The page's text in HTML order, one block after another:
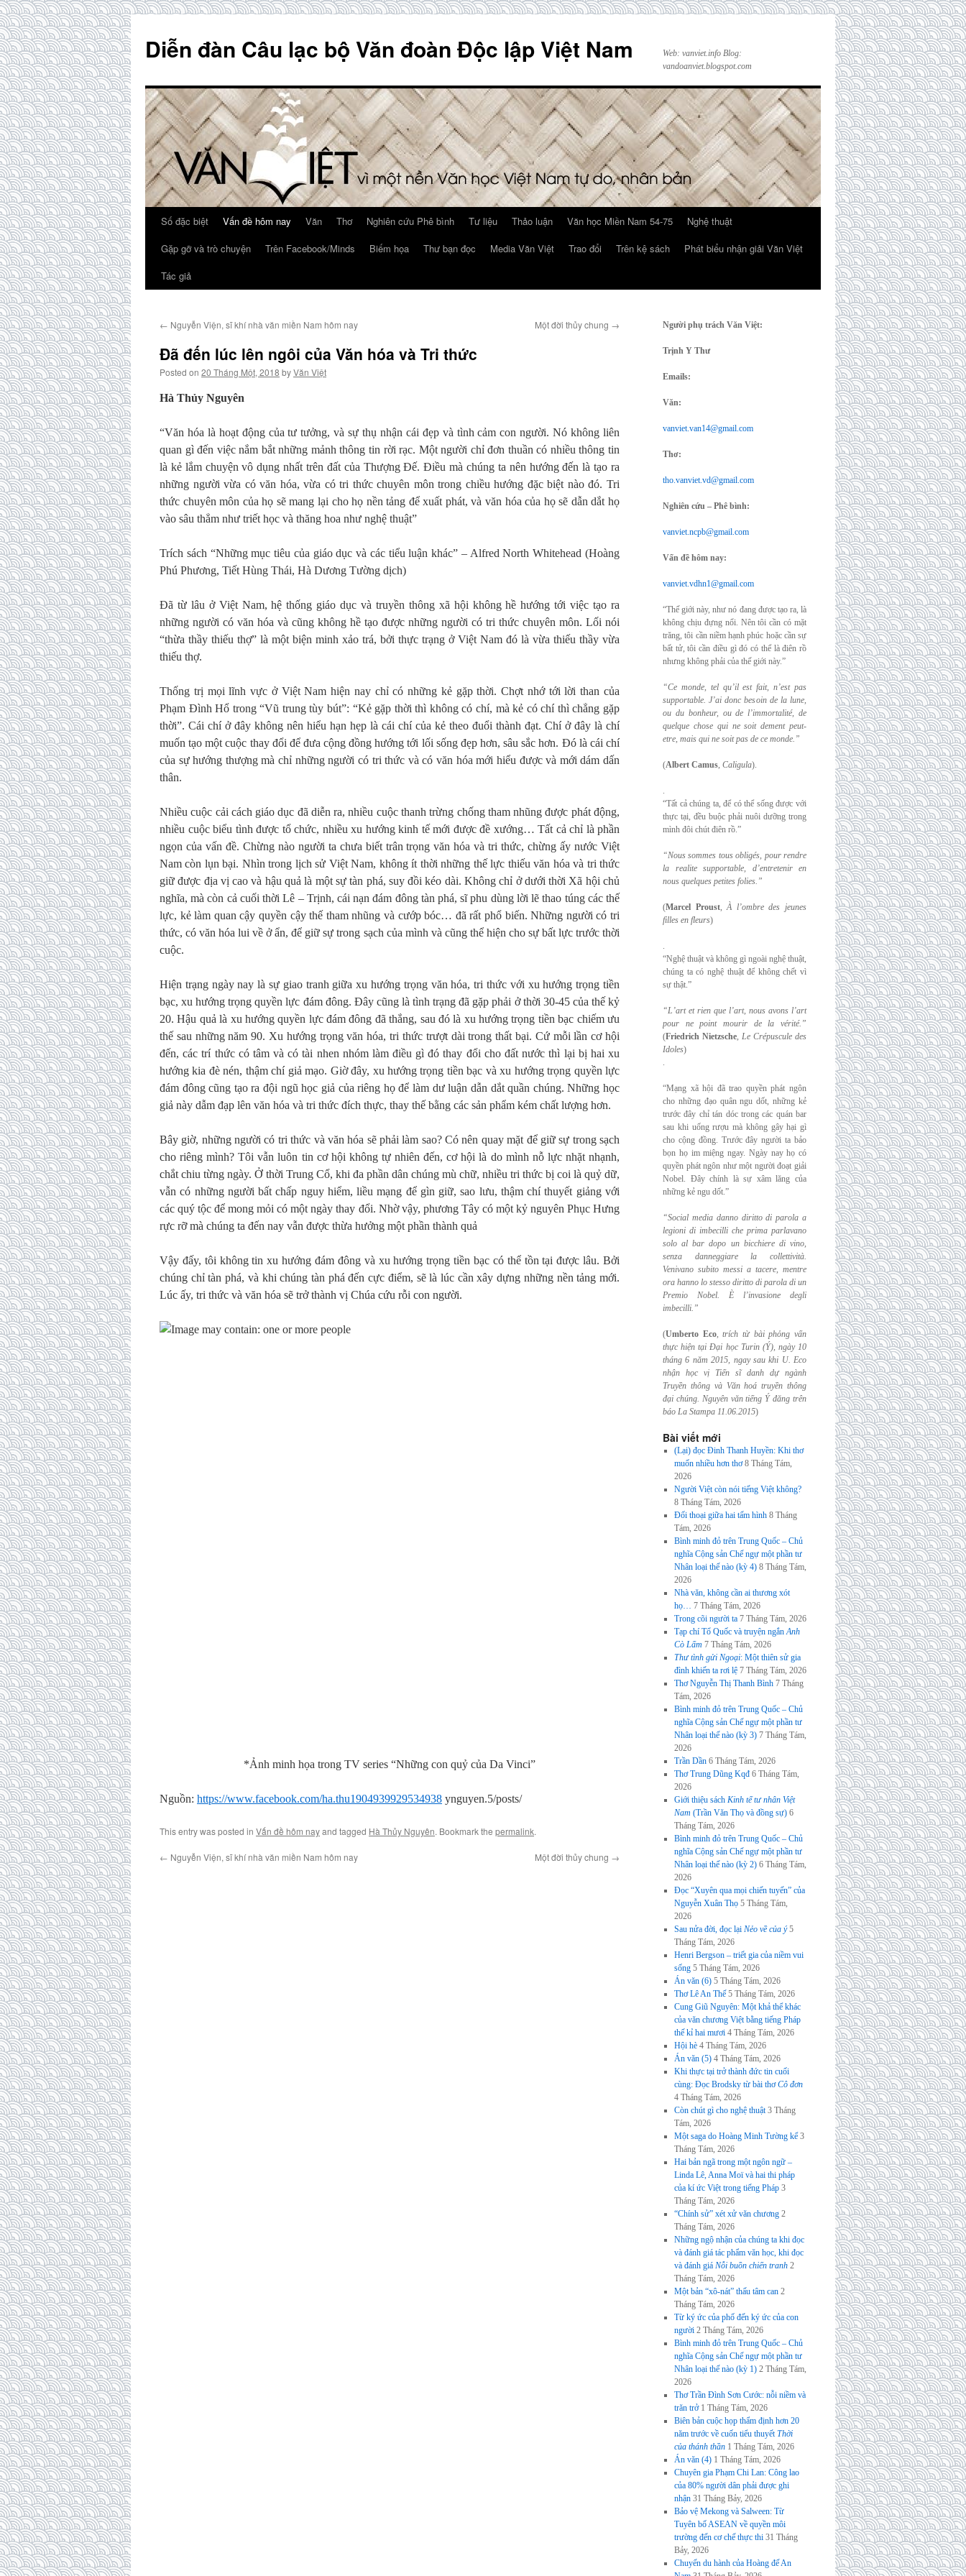
content
Diễn đàn Câu lạc bộ Văn đoàn Độc lập Việt Nam
Web: vanviet.info Blog:
vandoanviet.blogspot.com
Số đặc biệt Vấn đề hôm nay Văn Thơ Nghiên cứu Phê bình Tư liệu Thảo luận Văn học Miền Nam 54-75
Nghệ thuật
Gặp gỡ và trò chuyện
Trên Facebook/Minds Biếm họa Thư bạn đọc Media Văn Việt Trao đổi Trên kệ sách
Phát biểu nhận giải Văn Việt
Tác giả
← Nguyễn Viện, sĩ khí nhà văn miền Nam hôm nay Một đời thủy chung →
Đã đến lúc lên ngôi của Văn hóa và Tri thức
Posted on 20 Tháng Một, 2018 byVăn Việt
Hà Thủy Nguyên
“Văn hóa là hoạt động của tư tưởng, và sự thụ nhận cái đẹp và tình cảm con người. Nó không liên
quan gì đến việc nắm bắt những mảnh thông tin rời rạc. Một người chỉ đơn thuần có nhiều thông tin
là kẻ lắm chuyện vô dụng nhất trên đất của Thượng Đế. Điều mà chúng ta nên hướng đến là tạo ra
những người vừa có văn hóa, vừa có tri thức chuyên môn trong chiều hướng đặc biệt nào đó. Tri
thức chuyên môn của họ sẽ mang lại cho họ nền tảng để xuất phát, và văn hóa của họ sẽ dẫn dắt họ
vào sâu thẳm như triết học và thăng hoa như nghệ thuật”
Trích sách “Những mục tiêu của giáo dục và các tiểu luận khác” – Alfred North Whitehead (Hoàng
Phú Phương, Tiết Hùng Thái, Hà Dương Tường dịch)
Đã từ lâu ở Việt Nam, hệ thống giáo dục và truyền thông xã hội không hề hướng tới việc tạo ra
những người có văn hóa và cũng không hề tạo được những người có tri thức chuyên môn. Lối nói
“thừa thầy thiếu thợ” là một biện minh xảo trá, bởi thực trạng ở Việt Nam đó là vừa thiếu thầy vừa
thiếu thợ.
Thống trị mọi lĩnh vực ở Việt Nam hiện nay chỉ có những kẻ gặp thời. Chợt nhớ tới lời than của
Phạm Đình Hổ trong “Vũ trung tùy bút”: “Kẻ gặp thời thì không có chí, mà kẻ có chí thì chẳng gặp
thời”. Cái chí ở đây không nên hiểu hạn hẹp là cái chí của kẻ theo đuổi thành đạt. Chí ở đây là chí
muốn tạo một cuộc thay đổi để đưa cộng đồng hướng tới lối sống đẹp hơn, sâu sắc hơn. Đó là cái chí
của sự hướng thượng mà chỉ những người có tri thức và có văn hóa mới hiểu được và mới dám dấn
thân.
Nhiều cuộc cải cách giáo dục đã diễn ra, nhiều cuộc thanh trừng chống tham nhũng được phát động,
nhiều cuộc biểu tình được tổ chức, nhiều xu hướng kinh tế mới được đề xướng… Tất cả chỉ là phần
ngọn của vấn đề. Chừng nào người ta chưa biết trân trọng văn hóa và tri thức, chừng ấy nước Việt
Nam còn lụn bại. Nhìn trong lịch sử Việt Nam, không ít thời những thế lực thiếu văn hóa và tri thức
giữ được địa vị cao và hậu quả là một sự tàn phá, suy đồi kéo dài. Không chỉ ở dưới thời Xã hội chủ
nghĩa, mà còn cả cuối thời Lê – Trịnh, cái nạn đám đông tàn phá, sĩ phu dùng lời lẽ thao túng các thế
lực, kẻ làm quan cậy quyền cậy thế tham nhũng và cướp bóc… đã rất phổ biến. Những người có tri
thức, có văn hóa lui về ở ẩn, để giữ sự trong sạch của mình và cũng thể hiện cho sự bất lực trước thời
cuộc.
Hiện trạng ngày nay là sự giao tranh giữa xu hướng trọng văn hóa, tri thức với xu hướng trọng tiền
bạc, xu hướng trọng quyền lực đám đông. Đây cũng là tình trạng đã gặp phải ở thời 30-45 của thế kỷ
20. Hậu quả là xu hướng quyền lực đám đông đã thắng, sau đó là xu hướng trọng tiền bạc chiếm ưu
thế sau những năm 90. Xu hướng trọng văn hóa, tri thức trượt dài trong thất bại. Cứ mỗi lần cơ hội
đến, các trí thức có tâm và có tài nhen nhóm làm điều gì đó thay đổi cho đất nước thì lại bị hai xu
hướng kia đè nén, thậm chí giả mạo. Giờ đây, xu hướng trọng tiền bạc và xu hướng trọng quyền lực
đám đông cũng tạo ra đội ngũ học giả của riêng họ để làm dư luận dẫn dắt quần chúng. Những học
giả này dẫm đạp lên văn hóa và tri thức đích thực, thay thế bằng các sản phẩm kém chất lượng hơn.
Bây giờ, những người có tri thức và văn hóa sẽ phải làm sao? Có nên quay mặt để giữ sự trong sạch
cho riêng mình? Tôi vẫn luôn tin cơ hội không tự nhiên đến, cơ hội là do mình nỗ lực nhặt nhạnh,
chắt chiu từng ngày. Ở thời Trung Cổ, khi đa phần dân chúng mù chữ, nhiều tri thức bị coi là quỷ dữ,
vẫn có những người bất chấp nguy hiểm, liều mạng để gìn giữ, sao lưu, thậm chí thuyết giảng với
các quý tộc để mong mỏi có một ngày thay đổi. Nhờ vậy, phương Tây có một kỷ nguyên Phục Hưng
rực rỡ mà chúng ta đến nay vẫn được thừa hưởng một phần thành quả
Vậy đấy, tôi không tin xu hướng đám đông và xu hướng trọng tiền bạc có thể tồn tại được lâu. Bởi
chúng chỉ tàn phá, và khi chúng tàn phá đến cực điểm, sẽ là lúc cần xây dựng những nền tảng mới.
Lúc ấy, tri thức và văn hóa sẽ trở thành vị Chúa cứu rỗi con người.
*Ảnh minh họa trong TV series “Những con quỷ của Da Vinci”
Nguồn: https://www.facebook.com/ha.thu1904939929534938 ynguyen.5/posts/
This entry was posted in Vấn đề hôm nayand tagged Hà Thủy Nguyên. Bookmark the permalink.
← Nguyễn Viện, sĩ khí nhà văn miền Nam hôm nay Một đời thủy chung →
Người phụ trách Văn Việt:
Trịnh Y Thư
Emails:
Văn:
vanviet.van14@gmail.com
Thơ:
tho.vanviet.vd@gmail.com
Nghiên cứu – Phê bình:
vanviet.ncpb@gmail.com
Vấn đề hôm nay:
vanviet.vdhn1@gmail.com
“Thế giới này, như nó đang được tạo ra, là
không chịu đựng nổi. Nên tôi cần có mặt
trăng, tôi cần niềm hạnh phúc hoặc cần sự
bất tử, tôi cần điều gì đó có thể là điên rồ
nhưng không phải của thế giới này.”
“Ce monde, tel qu’il est fait, n’est pas
supportable. J’ai donc besoin de la lune,
ou du bonheur, ou de l’immortalité, de
quelque chose qui ne soit dement peut-
etre, mais qui ne soit pas de ce monde.”
(Albert Camus, Caligula).
.
“Tất cả chúng ta, để có thể sống được với
thực tại, đều buộc phải nuôi dưỡng trong
mình đôi chút điên rồ.”
“Nous sommes tous obligés, pour rendre
la realite supportable, d’entretenir en
nous quelques petites folies.”
(Marcel Proust,À l’ombre des jeunes
filles en fleurs)
.
“Nghệ thuật và không gì ngoài nghệ thuật,
chúng ta có nghệ thuật để không chết vì
sự thật.”
“L’art et rien que l’art, nous avons l’art
pour ne point mourir de la vérité.”
(Friedrich Nietzsche, Le Crépuscule des
Idoles)
.
“Mạng xã hội đã trao quyền phát ngôn
cho những đạo quân ngu dốt, những kẻ
trước đây chỉ tán dóc trong các quán bar
sau khi uống rượu mà không gây hại gì
cho cộng đồng. Trước đây người ta bảo
bọn họ im miệng ngay. Ngày nay họ có
quyền phát ngôn như một người đoạt giải
Nobel. Đây chính là sự xâm lăng của
những kẻ ngu dốt.”
“Social media danno diritto di parola a
legioni di imbecilli che prima parlavano
solo albar dopo un bicchiere di vino,
senza danneggiare la collettività.
Venivano subito messi a tacere, mentre
ora hanno lo stesso diritto di parola di un
Premio Nobel. È l’invasione degli
imbecilli.”
(Umberto Eco,trích từ bài phỏng vấn
thực hiện tại Đại học Turin (Ý), ngày 10
tháng 6 năm 2015, ngay sau khi U. Eco
nhận học vị Tiến sĩ danh dự ngành
Truyền thông và Văn hoá truyền thông
đại chúng. Nguyên văn tiếng Ý đăng trên
báo La Stampa 11.06.2015)
Bài viết mới
(Lại) đọc Đinh Thanh Huyền: Khi thơ
muốn nhiều hơn thơ 8 Tháng Tám,
2026
Người Việt còn nói tiếng Việt không?
8 Tháng Tám, 2026
Đối thoại giữa hai tấm hình 8 Tháng
Tám, 2026
Bình minh đỏ trên Trung Quốc – Chủ
nghĩa Cộng sản Chế ngự một phần tư
Nhân loại thế nào (kỳ 4) 8 Tháng Tám,
2026
Nhà văn, không cần ai thương xót
họ… 7 Tháng Tám, 2026
Trong cõi người ta 7 Tháng Tám, 2026
Tạp chí Tổ Quốc và truyện ngắnAnh
Cò Lấm 7 Tháng Tám, 2026
Thư tình gửi Ngoại: Một thiên sử gia
đình khiến ta rơi lệ 7 Tháng Tám, 2026
Thơ Nguyễn Thị Thanh Bình 7 Tháng
Tám, 2026
Bình minh đỏ trên Trung Quốc – Chủ
nghĩa Cộng sản Chế ngự một phần tư
Nhân loại thế nào (kỳ 3) 7 Tháng Tám,
2026
Trần Dần 6 Tháng Tám, 2026
Thơ Trung Dũng Kqđ 6 Tháng Tám,
2026
Giới thiệu sách Kinh tế tư nhân Việt
Nam (Trần Văn Thọ và đồng sự) 6
Tháng Tám, 2026
Bình minh đỏ trên Trung Quốc – Chủ
nghĩa Cộng sản Chế ngự một phần tư
Nhân loại thế nào (kỳ 2) 6 Tháng Tám,
2026
Đọc “Xuyên qua mọi chiến tuyến” của
Nguyễn Xuân Thọ 5 Tháng Tám,
2026
Sau nửa đời, đọc lại Nẻo về của ý 5
Tháng Tám, 2026
Henri Bergson – triết gia của niềm vui
sống 5 Tháng Tám, 2026
Án văn (6) 5 Tháng Tám, 2026
Thơ Lê An Thế 5 Tháng Tám, 2026
Cung Giũ Nguyên: Một khả thể khác
của văn chương Việt bằng tiếng Pháp
thế kỉ hai mươi 4 Tháng Tám, 2026
Hội hè 4 Tháng Tám, 2026
Án văn (5) 4 Tháng Tám, 2026
Khi thực tại trở thành đức tin cuối
cùng: Đọc Brodsky từ bài thơCô đơn
4 Tháng Tám, 2026
Còn chút gì cho nghệ thuật 3 Tháng
Tám, 2026
Một saga do Hoàng Minh Tường kể 3
Tháng Tám, 2026
Hai bản ngã trong một ngôn ngữ –
Linda Lê, Anna Moï và hai thi pháp
của kí ức Việt trong tiếng Pháp 3
Tháng Tám, 2026
“Chính sử” xét xử văn chương 2
Tháng Tám, 2026
Những ngộ nhận của chúng ta khi đọc
và đánh giá tác phẩm văn học, khi đọc
và đánh giá Nỗi buồn chiến tranh 2
Tháng Tám, 2026
Một bản “xô-nát” thấu tâm can 2
Tháng Tám, 2026
Từ ký ức của phố đến ký ức của con
người 2 Tháng Tám, 2026
Bình minh đỏ trên Trung Quốc – Chủ
nghĩa Cộng sản Chế ngự một phần tư
Nhân loại thế nào (kỳ 1) 2 Tháng Tám,
2026
Thơ Trần Đình Sơn Cước: nỗi niềm và
trăn trở 1 Tháng Tám, 2026
Biên bản cuộc họp thẩm định hơn 20
năm trước về cuốn tiểu thuyếtThời
của thánh thần 1 Tháng Tám, 2026
Án văn (4) 1 Tháng Tám, 2026
Chuyên gia Phạm Chi Lan: Công lao
của 80% người dân phải được ghi
nhận 31 Tháng Bảy, 2026
Bảo vệ Mekong và Salween: Từ
Tuyên bố ASEAN về quyền môi
trường đến cơ chế thực thi 31 Tháng
Bảy, 2026
Chuyến du hành của Hoàng đế An